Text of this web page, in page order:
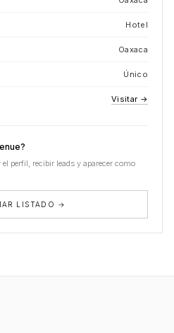
Hotel
Oaxaca
Único
Visitar →
perfil, recibir leads y aparecer como
LISTADO →